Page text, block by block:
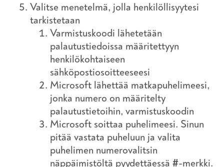
Valitse menetelmä, jolla henkilöllisyytesi
tarkistetaan
Varmistuskoodi lähetetään
palautustiedoissa määritettyyn
henkilökohtaiseen
sähköpostiosoitteeseesi
Microsoft lähettää matkapuhelimeesi,
jonka numero on määritelty
palautustietoihin, varmistuskoodin
Microsoft soittaa puhelimeesi. Sinun
pitää vastata puheluun ja valita
puhelimen numerovalitsin
näppäimistöltä pyydettäessä #-merkki.